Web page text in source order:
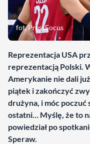
fot. PressFocus
Reprezentacja USA
reprezentacją Polski.
Amerykanie nie dali
piątek i zakończyć
drużyna, i móc poczuć
ostatni… Myślę, że to
powiedział po
Speraw.